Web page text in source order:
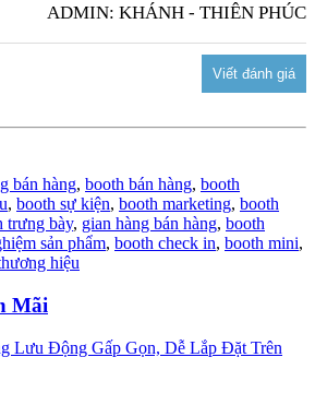
ADMIN: KHÁNH - THIÊN PHÚC
bán hàng, booth bán hàng, booth
, booth sự kiện, booth marketing, booth
trưng bày, gian hàng bán hàng, booth
sản phẩm, booth check in, booth mini,
hiệu
Mãi